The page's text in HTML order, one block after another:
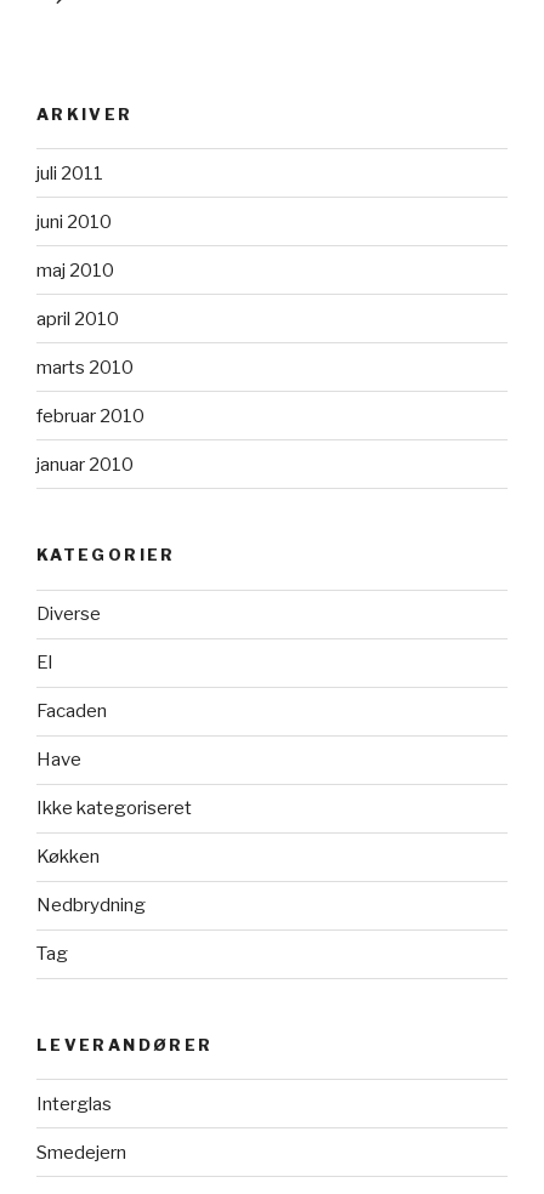
ARKIVER
juli 2011
juni 2010
maj 2010
april 2010
marts 2010
februar 2010
januar 2010
KATEGORIER
Diverse
El
Facaden
Have
Ikke kategoriseret
Køkken
Nedbrydning
Tag
LEVERANDØRER
Interglas
Smedejern